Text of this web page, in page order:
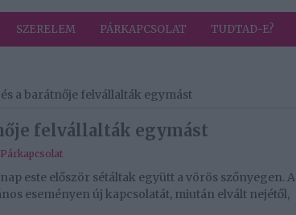
SZERELEM PÁRKAPCSOLAT TUDTAD-E?
a barátnője felvállalták egymást
felvállalták egymást
Párkapcsolat
este először sétáltak együtt a vörös szőnyegen. A
eseményen új kapcsolatát, miután elvált nejétől,